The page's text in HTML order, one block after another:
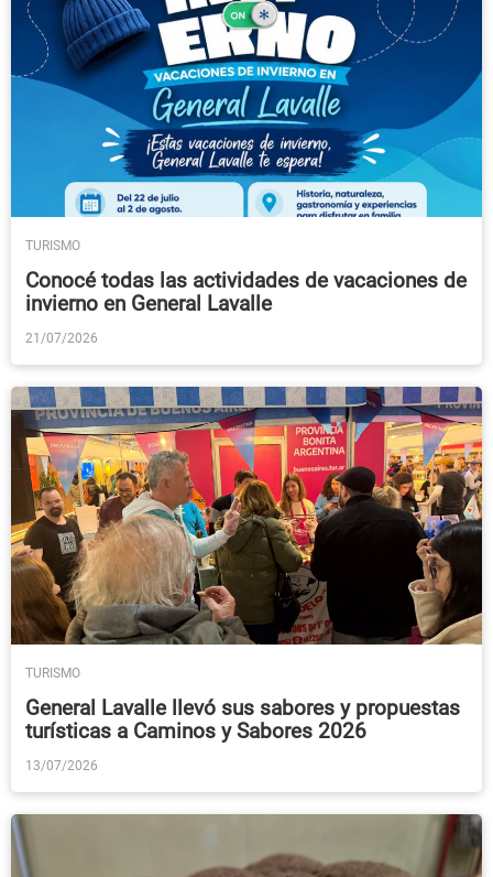
TURISMO
Conocé todas las actividades de vacaciones de
invierno en General Lavalle
21/07/2026
TURISMO
General Lavalle llevó sus sabores y propuestas
turísticas a Caminos y Sabores 2026
13/07/2026